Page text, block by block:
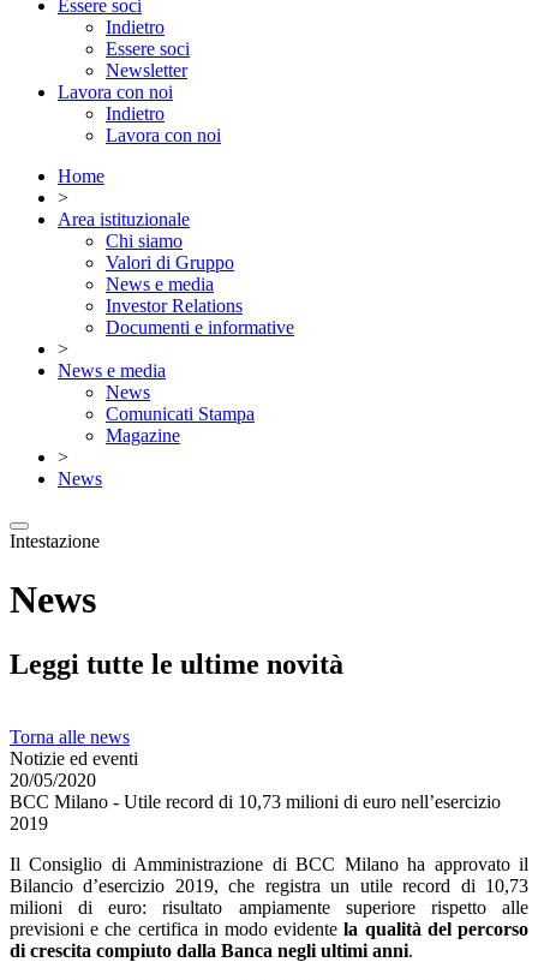
Essere soci
Indietro
Essere soci
Newsletter
Lavora con noi
Indietro
Lavora con noi
Home
>
Area istituzionale
Chi siamo
Valori di Gruppo
News e media
Investor Relations
Documenti e informative
>
News e media
News
Comunicati Stampa
Magazine
>
News
Intestazione
News
Leggi tutte le ultime novità
Torna alle news
Notizie ed eventi
20/05/2020
BCC Milano - Utile record di 10,73 milioni di euro nell’esercizio
2019
Il Consiglio di Amministrazione di BCC Milano ha approvato il
Bilancio d’esercizio 2019, che registra un utile record di 10,73
milioni di euro: risultato ampiamente superiore rispetto alle
previsioni e che certifica in modo evidentela qualità del percorso
di crescita compiuto dalla Banca negli ultimi anni.